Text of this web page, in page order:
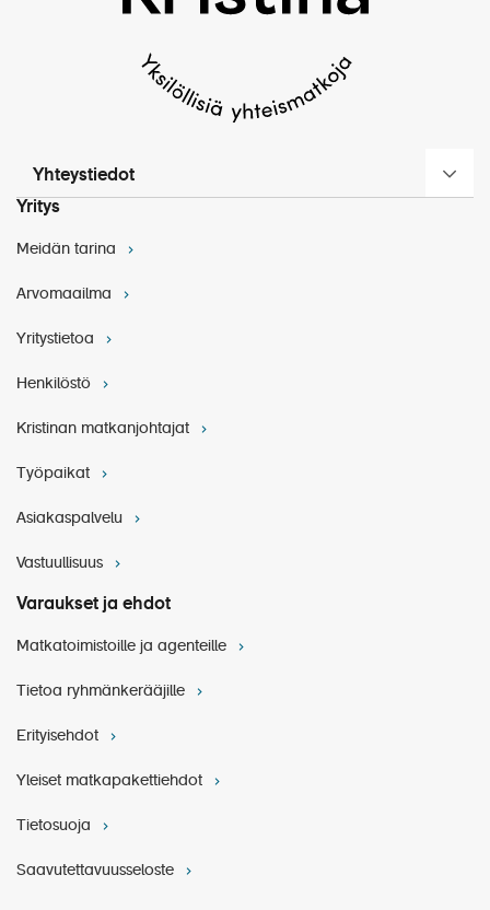
Yhteystiedot
Yritys
Meidän tarina
Arvomaailma
Yritystietoa
Henkilöstö
Kristinan matkanjohtajat
Työpaikat
Asiakaspalvelu
Vastuullisuus
Varaukset ja ehdot
Matkatoimistoille ja agenteille
Tietoa ryhmänkerääjille
Erityisehdot
Yleiset matkapakettiehdot
Tietosuoja
Saavutettavuusseloste